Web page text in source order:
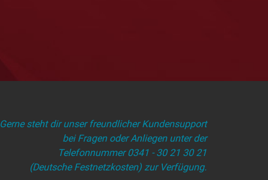
Gerne steht dir unser freundlicher Kundensupport
bei Fragen oder Anliegen unter der
Telefonnummer 0341 - 30 21 30 21
(Deutsche Festnetzkosten) zur Verfügung.